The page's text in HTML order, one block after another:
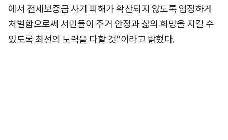
에서 전세보증금 사기 피해가 확산되지 않도록 엄정하게
처벌함으로써 서민들이 주거 안정과 삶의 희망을 지킬 수
있도록 최선의 노력을 다할 것"이라고 밝혔다.